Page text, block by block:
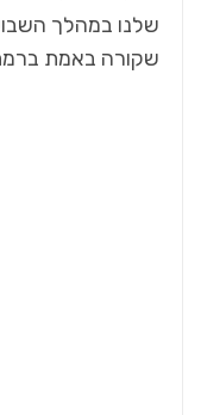
שלנו במהלך
שקורה באמת